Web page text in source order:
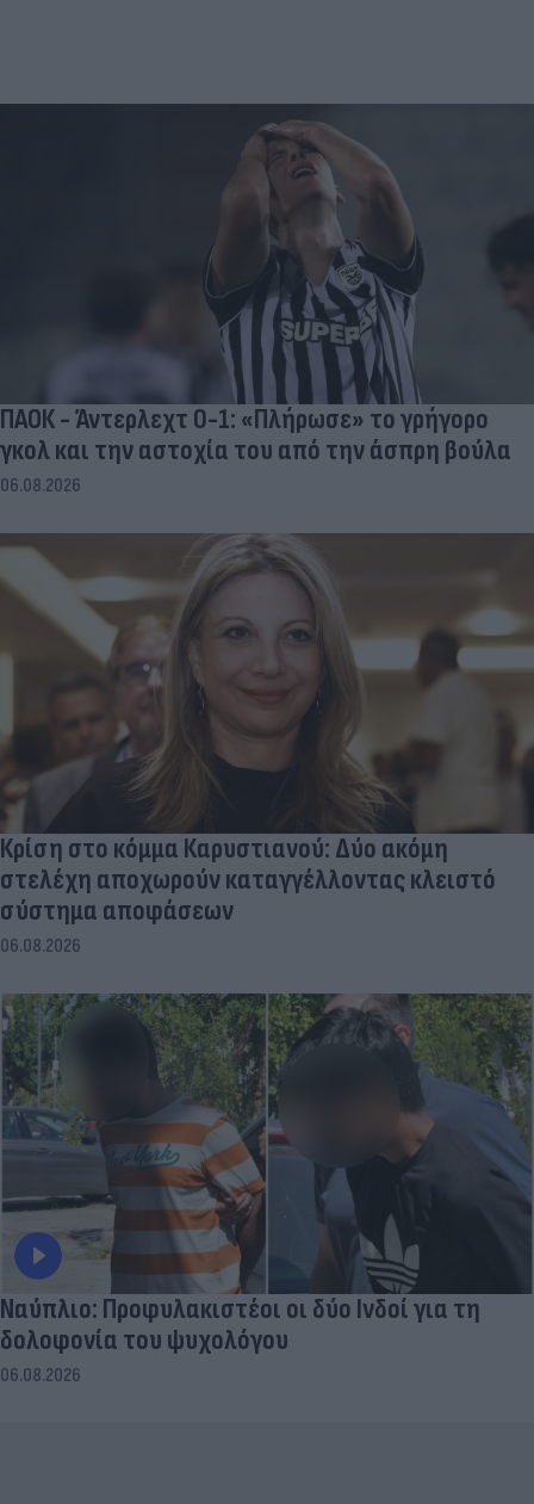
ΠΑΟΚ - Άντερλεχτ 0-1: «Πλήρωσε» το γρήγορο
γκολ και την αστοχία του από την άσπρη βούλα
06.08.2026
Κρίση στο κόμμα Καρυστιανού: Δύο ακόμη
στελέχη αποχωρούν καταγγέλλοντας κλειστό
σύστημα αποφάσεων
06.08.2026
Ναύπλιο: Προφυλακιστέοι οι δύο Ινδοί για τη
δολοφονία του ψυχολόγου
06.08.2026